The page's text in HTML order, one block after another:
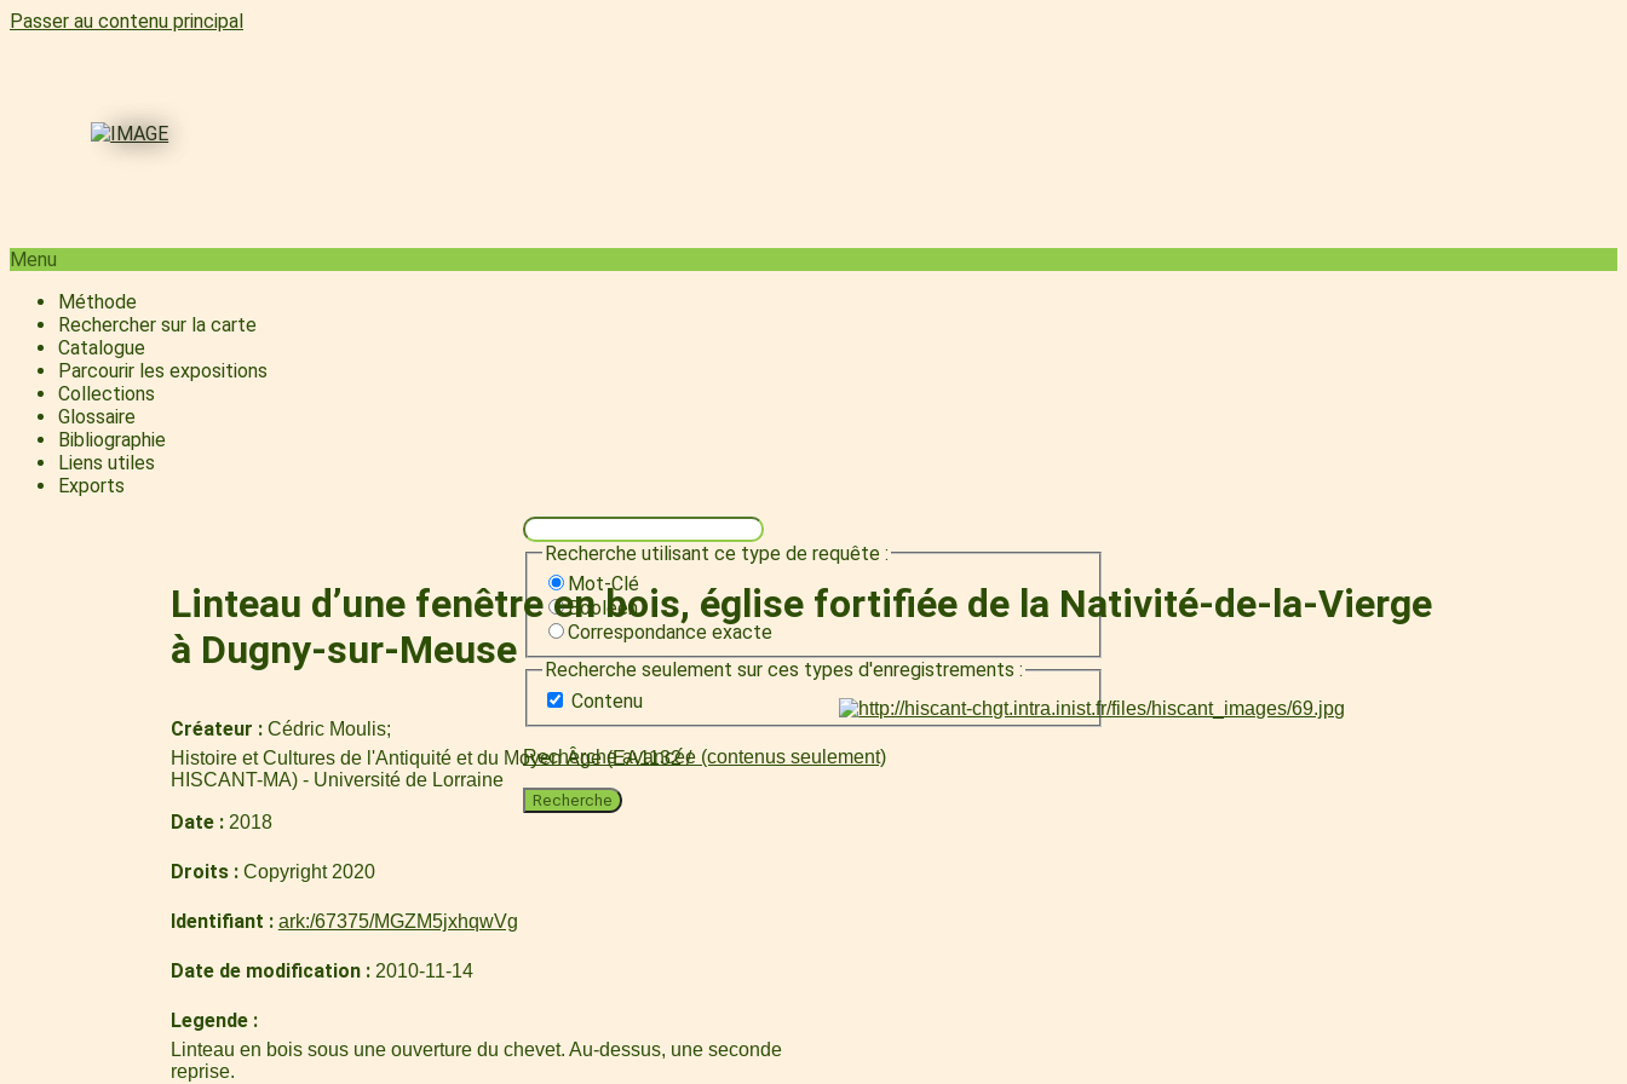
Passer au contenu principal
Menu
Méthode
Rechercher sur la carte
Catalogue
Parcourir les expositions
Collections
Glossaire
Bibliographie
Liens utiles
Exports
Recherche utilisant ce type de requête :
Mot-Clé
Booléen
Correspondance exacte
Recherche seulement sur ces types d'enregistrements :
Contenu
Recherche avancée (contenus seulement)
Recherche
Linteau d’une fenêtre en bois, église fortifiée de la Nativité-de-la-Vierge
à Dugny-sur-Meuse
Créateur
Cédric Moulis
Histoire et Cultures de l'Antiquité et du Moyen Âge (EA1132 /
HISCANT-MA) - Université de Lorraine
Date 2018
Droits Copyright 2020
Identifiant ark:/67375/MGZM5jxhqwVg
Date de modification 2010-11-14
Legende
Linteau en bois sous une ouverture du chevet. Au-dessus, une seconde
reprise.